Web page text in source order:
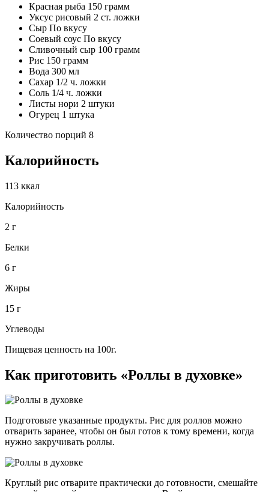
Красная рыба 150 грамм
Уксус рисовый 2 ст. ложки
Сыр По вкусу
Соевый соус По вкусу
Сливочный сыр 100 грамм
Рис 150 грамм
Вода 300 мл
Сахар 1/2 ч. ложки
Соль 1/4 ч. ложки
Листы нори 2 штуки
Огурец 1 штука
Количество порций 8
Калорийность
113 ккал
Калорийность
2 г
Белки
6 г
Жиры
15 г
Углеводы
Пищевая ценность на 100г.
Как приготовить «Роллы в духовке»
Подготовьте указанные продукты. Рис для роллов можно
отварить заранее, чтобы он был готов к тому времени, когда
нужно закручивать роллы.
Круглый рис отварите практически до готовности, смешайте